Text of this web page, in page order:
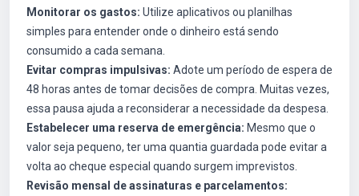
Monitorar os gastos: Utilize aplicativos ou planilhas
simples para entender onde o dinheiro está sendo
consumido a cada semana.
Evitar compras impulsivas: Adote um período de espera de
48 horas antes de tomar decisões de compra. Muitas vezes,
essa pausa ajuda a reconsiderar a necessidade da despesa.
Estabelecer uma reserva de emergência: Mesmo que o
valor seja pequeno, ter uma quantia guardada pode evitar a
volta ao cheque especial quando surgem imprevistos.
Revisão mensal de assinaturas e parcelamentos: